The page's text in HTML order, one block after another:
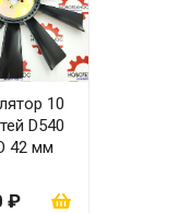
10
D540
42 мм
₽